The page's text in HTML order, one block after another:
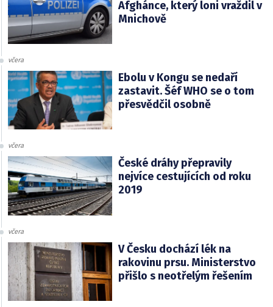
Afghánce, který loni vraždil v
Mnichově
včera
Ebolu v Kongu se nedaří
zastavit. Šéf WHO se o tom
přesvědčil osobně
včera
České dráhy přepravily
nejvíce cestujících od roku
2019
včera
V Česku dochází lék na
rakovinu prsu. Ministerstvo
přišlo s neotřelým řešením